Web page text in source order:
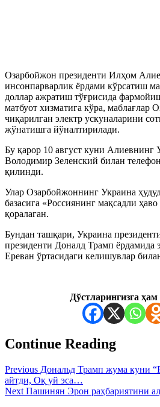
Озарбойжон президенти Илҳом
инсонпарварлик ёрдами кўрсатиш
доллар ажратиш тўғрисида
матбуот хизматига кўра, маблағлар
чиқарилган электр ускуналарини
жўнатишга йўналтирилади.
Бу қарор 10 август куни Алиевнинг
Володимир Зеленский билан
қилинди.
Улар Озарбойжоннинг Украина
базасига «Россиянинг мақсадли
қоралаган.
Бундан ташқари, Украина
президенти Доналд Трамп ёрдамида
Ереван ўртасидаги келишувлар
Дўстларингизга
Continue Reading
Previous Дональд Трамп жума куни
айтди, Оқ уй эса…
Next Пашинян Эрон раҳбариятини